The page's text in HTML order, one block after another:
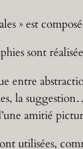
» est
sont
entre
la
amitié
utilisées,